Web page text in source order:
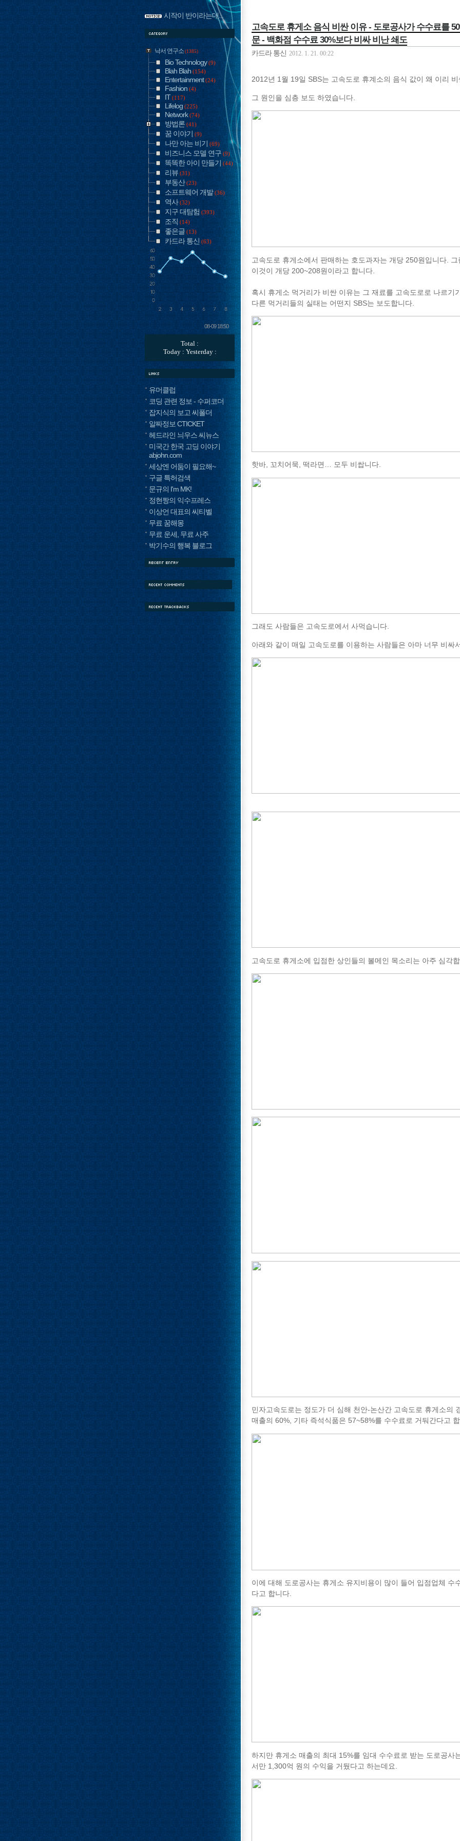
고속도로 휴게소 음식 비싼 이유 - 도로공사가 수수료를
문 - 백화점 수수료 30%보다 비싸 비난 쇄도
카드라 통신 2012. 1. 21. 00:22
2012년 1월 19일 SBS는 고속도로 휴계소의 음식 값이 왜 이리
그 원인을 심층 보도 하였습니다.
고속도로 휴게소에서 판매하는 호도과자는 개당 250원입니다.
이것이 개당 200~208원이라고 합니다.
혹시 휴게소 먹거리가 비싼 이유는 그 재료를 고속도로로 나르기
다른 먹거리들의 실태는 어떤지 SBS는 보도합니다.
핫바, 꼬치어묵, 떡라면… 모두 비쌉니다.
그래도 사람들은 고속도로에서 사먹습니다.
아래와 같이 매일 고속도로를 이용하는 사람들은 아마 너무 비싸
고속도로 휴게소에 입점한 상인들의 볼메인 목소리는 아주 심각
민자고속도로는 정도가 더 심해 천안-논산간 고속도로 휴게소의
매출의 60%, 기타 즉석식품은 57~58%를 수수료로 거둬간다고
이에 대해 도로공사는 휴게소 유지비용이 많이 들어 입점업체 수
다고 합니다.
하지만 휴게소 매출의 최대 15%를 임대 수수료로 받는 도로공사
서만 1,300억 원의 수익을 거뒀다고 하는데요.
시작이 반이라는데...
낙서 연구소 (1385)
Bio Technology(9)
Blah Blah (154)
Entertainment(24)
Fashion (4)
IT (117)
Lifelog (225)
Network(74)
방법론 (41)
꿈 이야기 (9)
나만 아는 비기 (69)
비즈니스 모델 연구 (9)
똑똑한 아이 만들기 (44)
리뷰 (31)
부동산(23)
소프트웨어 개발(36)
역사(32)
지구 대탐험 (393)
조직 (14)
좋은글 (13)
카드라 통신 (63)
08-09 18:50
Total :
Today : Yesterday :
유머클럽
코딩 관련 정보 - 수퍼코더
잡지식의 보고 씨폴더
알짜정보 CTICKET
헤드라인 늬우스 씨뉴스
미국간 한국 고딩 이야기
abjohn.com
세상엔 어둠이 필요해~
구글 특허검색
문규의 I'm MK!
정현짱의 익수프레스
이상언 대표의 씨티벨
무료 꿈해몽
무료 운세, 무료 사주
박기수의 행복 블로그